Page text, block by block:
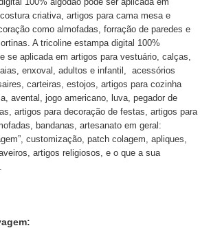
criativa, artigos para cama mesa e
como almofadas, forração de paredes e
A tricoline estampa digital 100%
se aplicada em artigos para vestuário, calças,
enxoval, adultos e infantil, acessórios
carteiras, estojos, artigos para cozinha
avental, jogo americano, luva, pegador de
artigos para decoração de festas, artigos para
bandanas, artesanato em geral:
customização, patch colagem, apliques,
artigos religiosos, e o que a sua